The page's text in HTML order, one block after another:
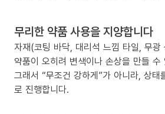
무리한 약품 사용을 지양합니다
자재(코팅 바닥, 대리석 느낌 타일, 무
약품이 오히려 변색이나 손상을 만들 수
그래서 “무조건 강하게”가 아니라, 상태
로 진행합니다.